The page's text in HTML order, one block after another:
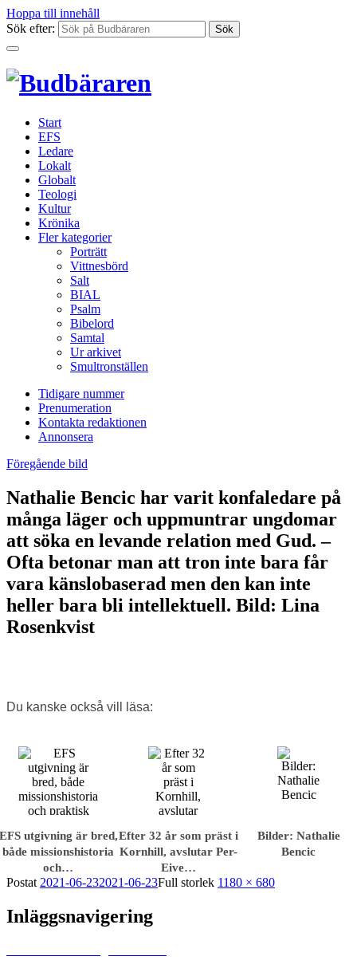
Hoppa till innehåll
Sök efter:
Start
EFS
Ledare
Lokalt
Globalt
Teologi
Kultur
Krönika
Fler kategorier
Porträtt
Vittnesbörd
Salt
BIAL
Psalm
Bibelord
Samtal
Ur arkivet
Smultronställen
Tidigare nummer
Prenumeration
Kontakta redaktionen
Annonsera
Föregående bild
Nathalie Bencic har varit konfaledare på
många läger och uppmuntrar ungdomar
att söka en levande relation med Gud. –
Ofta betonar man att tron inte bara får
vara känslobaserad men den kan inte
heller bara bli intellektuell. Bild: Lina
Rosenkvist
Du kanske också vill läsa:
utgivning är bred,
både missionshistoria
och…
Efter 32 år som präst i
Kornhill, avslutar Per-
Eive…
Bilder: Nathalie
Bencic
Postat 2021-06-232021-06-23Full storlek 1180 × 680
Inläggsnavigering